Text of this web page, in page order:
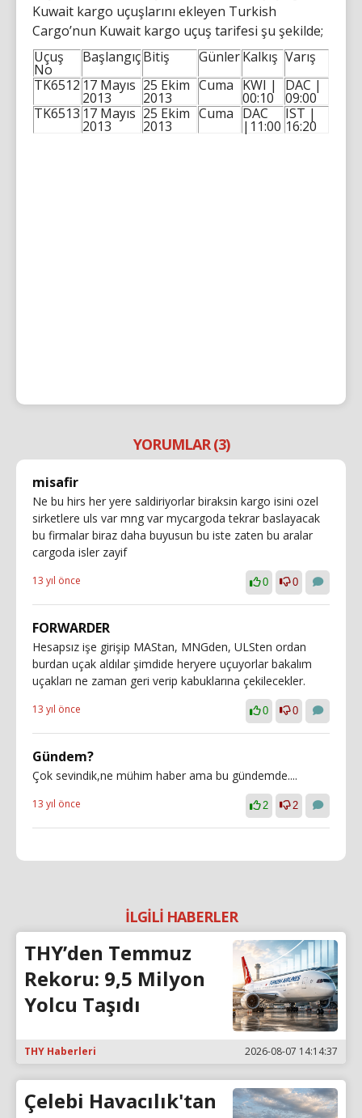
Kuwait kargo uçuşlarını ekleyen Turkish
Cargo’nun Kuwait kargo uçuş tarifesi şu şekilde;
Uçuş
No
BaşlangıçBitiş GünlerKalkış Varış
TK6512 17 Mayıs
2013
25 Ekim
2013
Cuma KWI |
00:10
DAC |
09:00
TK6513 17 Mayıs
2013
25 Ekim
2013
Cuma DAC
|11:00
IST |
16:20
YORUMLAR (3)
misafir
Ne bu hirs her yere saldiriyorlar biraksin kargo isini ozel
sirketlere uls var mng var mycargoda tekrar baslayacak
bu firmalar biraz daha buyusun bu iste zaten bu aralar
cargoda isler zayif
13 yıl önce 0 0
FORWARDER
Hesapsız işe girişip MAStan, MNGden, ULSten ordan
burdan uçak aldılar şimdide heryere uçuyorlar bakalım
uçakları ne zaman geri verip kabuklarına çekilecekler.
13 yıl önce 0 0
Gündem?
Çok sevindik,ne mühim haber ama bu gündemde....
13 yıl önce 2 2
İLGİLİ HABERLER
THY’den Temmuz
Rekoru: 9,5 Milyon
Yolcu Taşıdı
THY Haberleri 2026-08-07 14:14:37
Çelebi Havacılık'tan